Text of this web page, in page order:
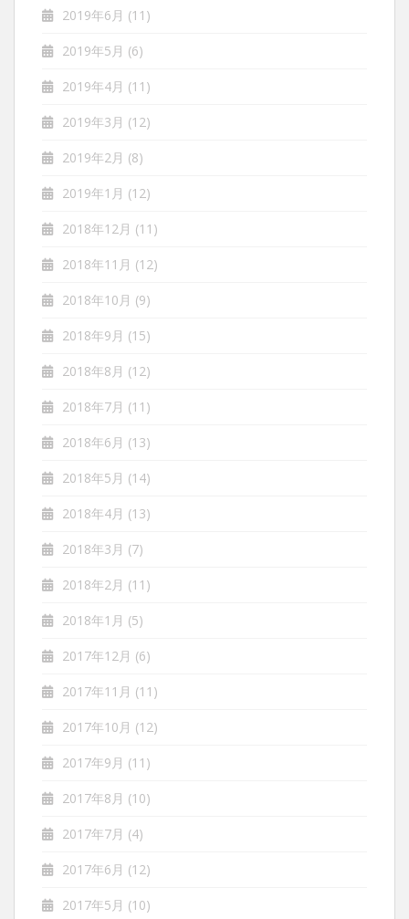
2019年6月 (11)
2019年5月 (6)
2019年4月 (11)
2019年3月 (12)
2019年2月 (8)
2019年1月 (12)
2018年12月 (11)
2018年11月 (12)
2018年10月 (9)
2018年9月 (15)
2018年8月 (12)
2018年7月 (11)
2018年6月 (13)
2018年5月 (14)
2018年4月 (13)
2018年3月 (7)
2018年2月 (11)
2018年1月 (5)
2017年12月 (6)
2017年11月 (11)
2017年10月 (12)
2017年9月 (11)
2017年8月 (10)
2017年7月 (4)
2017年6月 (12)
2017年5月 (10)